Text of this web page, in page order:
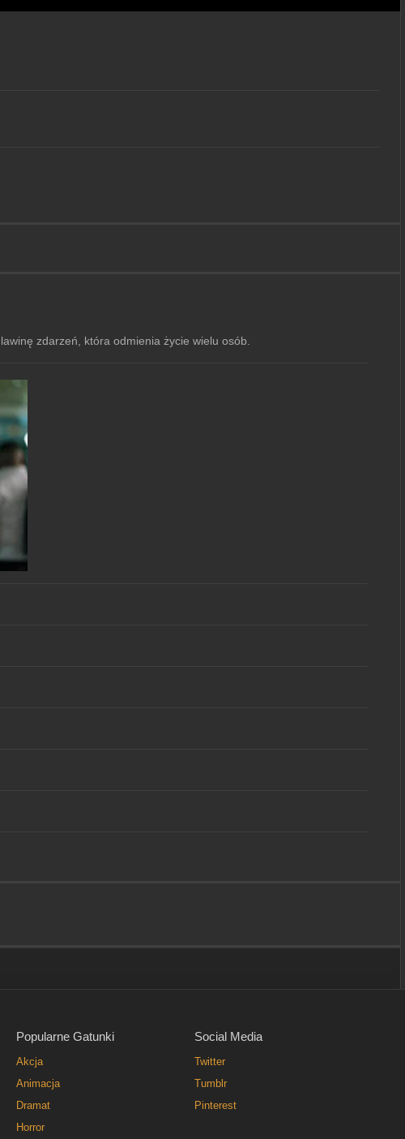
zdarzeń, która odmienia życie wielu osób.
Popularne Gatunki
Akcja
Animacja
Dramat
Horror
Social Media
Twitter
Tumblr
Pinterest